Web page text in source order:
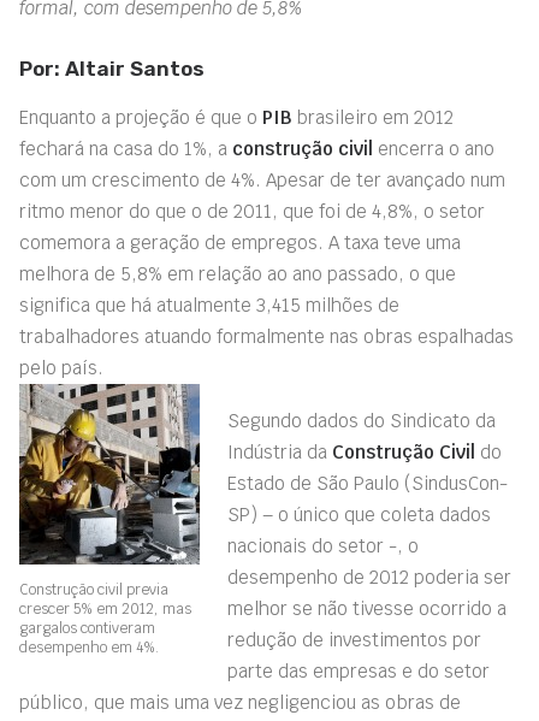
formal, com desempenho de 5,8%
Por: Altair Santos
Enquanto a projeção é que o PIB brasileiro em 2012
fechará na casa do 1%, a construção civil encerra o ano
com um crescimento de 4%. Apesar de ter avançado num
ritmo menor do que o de 2011, que foi de 4,8%, o setor
comemora a geração de empregos. A taxa teve uma
melhora de 5,8% em relação ao ano passado, o que
significa que há atualmente 3,415 milhões de
trabalhadores atuando formalmente nas obras espalhadas
pelo país.
Construção civil previa
crescer 5% em 2012, mas
gargalos contiveram
desempenho em 4%.
Segundo dados do Sindicato da
Indústria da Construção Civil do
Estado de São Paulo (SindusCon-
SP) – o único que coleta dados
nacionais do setor -, o
desempenho de 2012 poderia ser
melhor se não tivesse ocorrido a
redução de investimentos por
parte das empresas e do setor
público, que mais uma vez negligenciou as obras de